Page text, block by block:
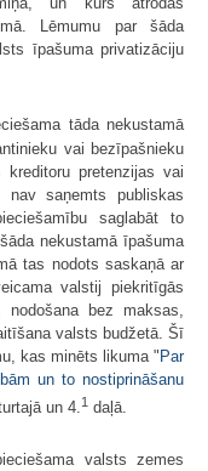
Lēmumu par šāda
īpašuma privatizāciju
tāda nekustamā
vai bezīpašnieku
pretenzijas vai
saņemts publiskas
saglabāt to
nekustamā īpašuma
tas nodots saskaņā ar
valstij piekritīgās
bez maksas,
valsts budžetā. Šī
kas minēts likuma "Par
un to nostiprināšanu
un 4.1 daļā.
valsts zemes